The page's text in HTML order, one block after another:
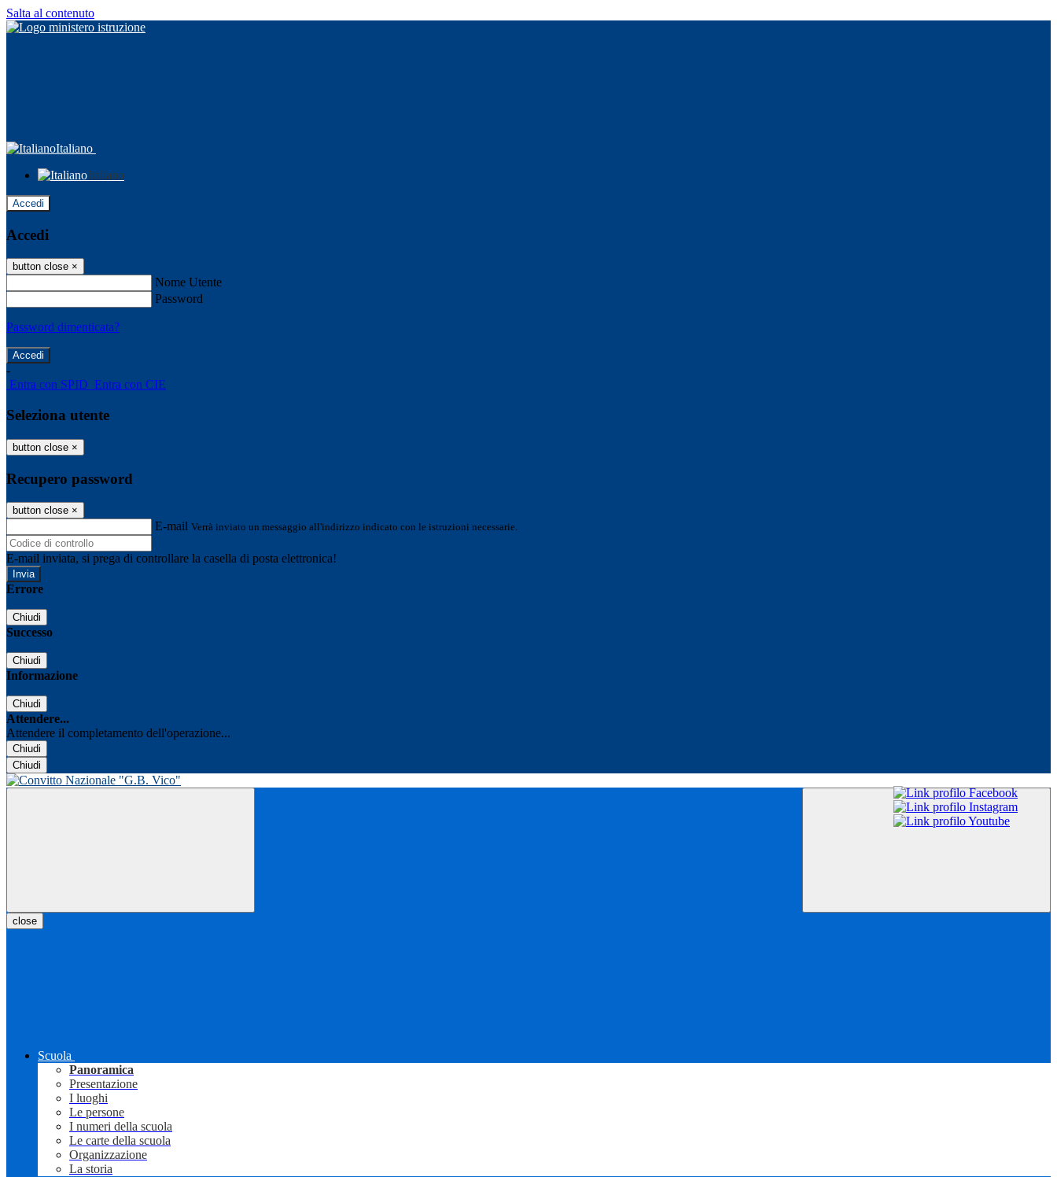
Salta al contenuto
Italiano
Italiano
Accedi
Accedi
button close ×
Nome Utente
Password
Password dimenticata?
-
Entra con SPID Entra con CIE
Seleziona utente
button close ×
Recupero password
button close ×
E-mail Verrà inviato un messaggio all'indirizzo indicato con le istruzioni necessarie.
E-mail inviata, si prega di controllare la casella di posta elettronica!
Errore
Chiudi
Successo
Chiudi
Informazione
Chiudi
Attendere...
Attendere il completamento dell'operazione...
Chiudi
Chiudi
close
Scuola
Panoramica
Presentazione
I luoghi
Le persone
I numeri della scuola
Le carte della scuola
Organizzazione
La storia